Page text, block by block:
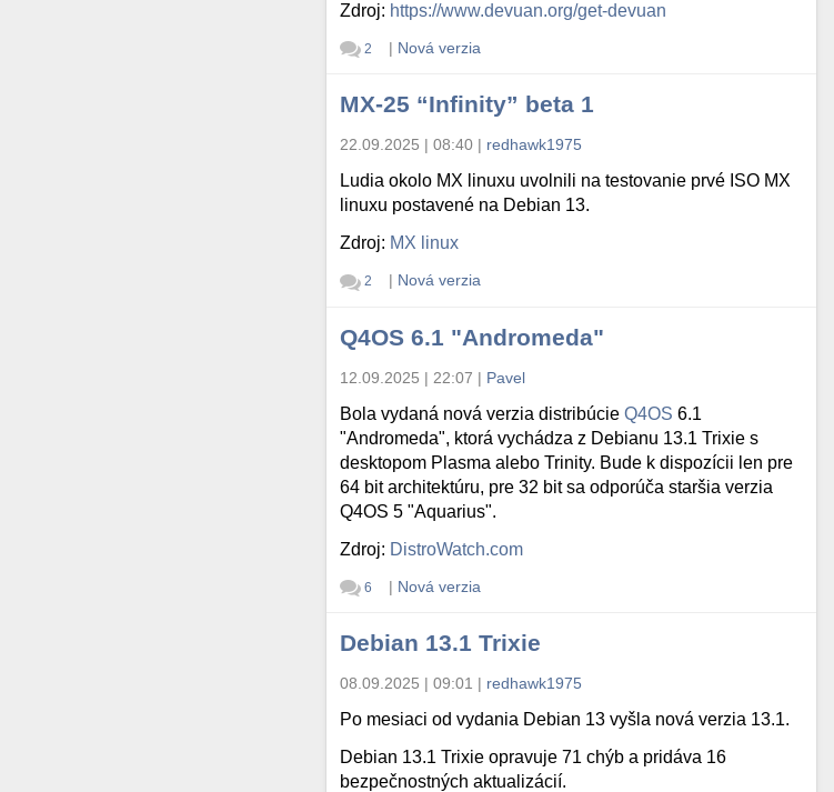
Zdroj: https://www.devuan.org/get-devuan
2 | Nová verzia
MX-25 “Infinity” beta 1
22.09.2025 | 08:40 | redhawk1975
Ludia okolo MX linuxu uvolnili na testovanie prvé ISO MX
linuxu postavené na Debian 13.
Zdroj: MX linux
2 | Nová verzia
Q4OS 6.1 "Andromeda"
12.09.2025 | 22:07 | Pavel
Bola vydaná nová verzia distribúcieQ4OS 6.1
"Andromeda", ktorá vychádza z Debianu 13.1 Trixie s
desktopom Plasma alebo Trinity. Bude k dispozícii len pre
64 bit architektúru, pre 32 bit sa odporúča staršia verzia
Q4OS 5 "Aquarius".
Zdroj: DistroWatch.com
6 | Nová verzia
Debian 13.1 Trixie
08.09.2025 | 09:01 | redhawk1975
Po mesiaci od vydania Debian 13 vyšla nová verzia 13.1.
Debian 13.1 Trixie opravuje 71 chýb a pridáva 16
bezpečnostných aktualizácií.